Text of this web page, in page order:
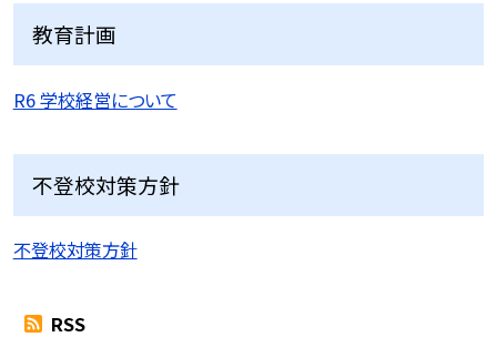
教育計画
R6 学校経営について
不登校対策方針
不登校対策方針
RSS